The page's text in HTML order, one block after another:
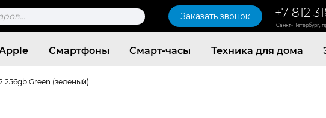
Заказать звонок +7 812
Санкт-Петербург,
Смартфоны Смарт-часы Техника для дома
256gb Green (зеленый)